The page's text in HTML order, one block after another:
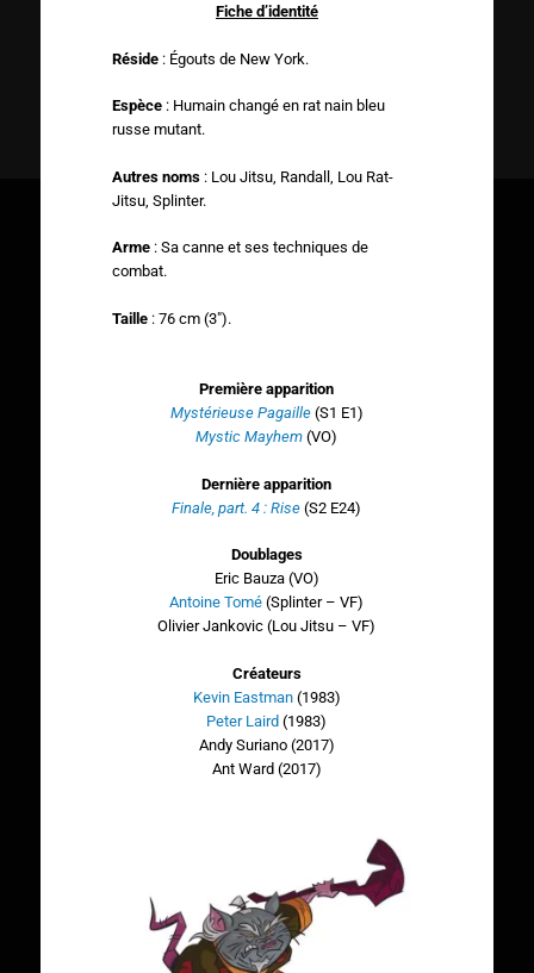
Fiche d’identité
Réside : Égouts de New York.
Espèce: Humain changé en rat nain bleu
russe mutant.
Autres noms : Lou Jitsu, Randall, Lou Rat-
Jitsu, Splinter.
Arme: Sa canne et ses techniques de
combat.
Taille: 76 cm (3″).
Première apparition
Mystérieuse Pagaille(S1 E1)
Mystic Mayhem (VO)
Dernière apparition
Finale, part. 4 : Rise (S2 E24)
Doublages
Eric Bauza (VO)
Antoine Tomé (Splinter – VF)
Olivier Jankovic (Lou Jitsu – VF)
Créateurs
Kevin Eastman(1983)
Peter Laird (1983)
Andy Suriano (2017)
Ant Ward (2017)